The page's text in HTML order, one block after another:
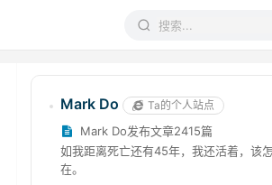
Mark Do Ta的个人站点
Mark Do发布文章2415篇
如我距离死亡还有45年，我还活着，该
在。